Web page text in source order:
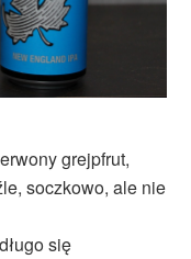
grejpfrut,
soczkowo, ale nie
się